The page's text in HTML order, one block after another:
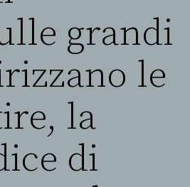
grandi
le
la
di